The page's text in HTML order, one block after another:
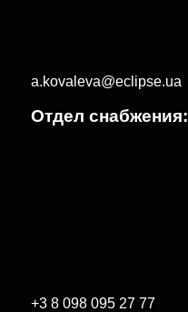
a.kovaleva@eclipse.ua
Отдел снабжения:
+3 8 098 095 27 77